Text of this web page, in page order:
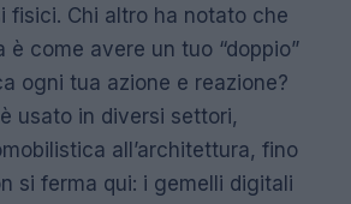
fisici. Chi altro ha notato che
come avere un tuo “doppio”
ogni tua azione e reazione?
usato in diversi settori,
all’architettura, fino
si ferma qui: i gemelli digitali